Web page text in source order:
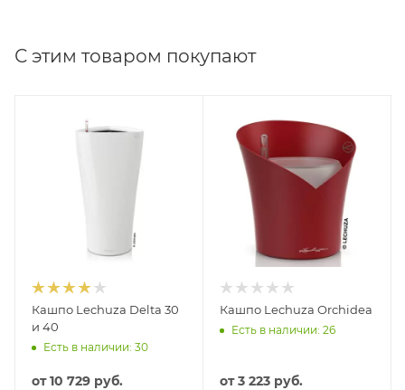
С этим товаром покупают
Кашпо Lechuza Delta 30
и 40
Есть в наличии: 30
от10 729 руб.
Кашпо Lechuza Orchidea
Есть в наличии: 26
от3 223 руб.